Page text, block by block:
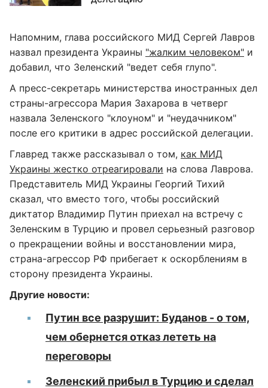
Напомним, глава российского МИД Сергей Лавров
назвал президента Украины "жалким человеком" и
добавил, что Зеленский "ведет себя глупо".
А пресс-секретарь министерства иностранных дел
страны-агрессора Мария Захарова в четверг
назвала Зеленского "клоуном" и "неудачником"
после его критики в адрес российской делегации.
Главред также рассказывал о том, как МИД
Украины жестко отреагировали на слова Лаврова.
Представитель МИД Украины Георгий Тихий
сказал, что вместо того, чтобы российский
диктатор Владимир Путин приехал на встречу с
Зеленским в Турцию и провел серьезный разговор
о прекращении войны и восстановлении мира,
страна-агрессор РФ прибегает к оскорблениям в
сторону президента Украины.
Другие новости:
Путин все разрушит: Буданов - о том,
чем обернется отказ лететь на
переговоры
Зеленский прибыл в Турцию и сделал